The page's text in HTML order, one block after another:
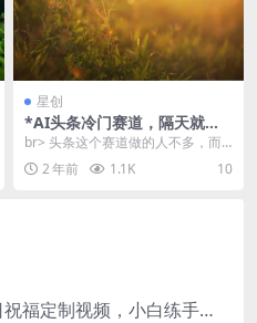
星创
*AI头条冷门赛道，隔天就
爆，复制粘贴日入100-400＋
br> 头条这个赛道做的人不多，而
且非常容易爆，属于刚需赛道，大
家生活中都关心的...
2 年前 1.1K 10
日入300+，奥特曼生日祝福定制视频，小白练手项目-暖阳网